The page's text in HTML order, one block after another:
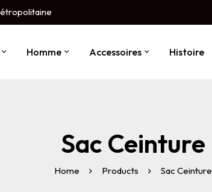
Homme Accessoires Histoire
Sac Ceinture
Home Products Sac Ceinture